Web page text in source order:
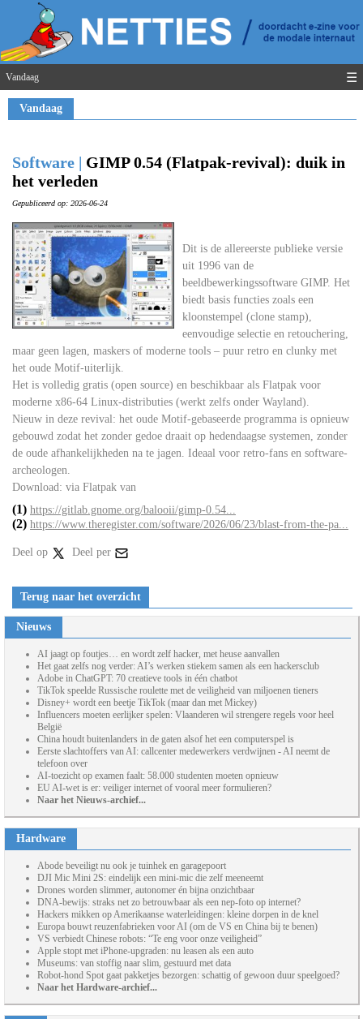
Vandaag ☰
Vandaag
Software | GIMP 0.54 (Flatpak-revival): duik in
het verleden
Gepubliceerd op: 2026-06-24
Dit is de allereerste publieke versie
uit 1996 van de
beeldbewerkingssoftware GIMP. Het
biedt basis functies zoals een
kloonstempel (clone stamp),
eenvoudige selectie en retouchering,
maar geen lagen, maskers of moderne tools – puur retro en clunky met
het oude Motif-uiterlijk.
Het is volledig gratis (open source) en beschikbaar als Flatpak voor
moderne x86-64 Linux-distributies (werkt zelfs onder Wayland).
Nieuw in deze revival: het oude Motif-gebaseerde programma is opnieuw
gebouwd zodat het zonder gedoe draait op hedendaagse systemen, zonder
de oude afhankelijkheden na te jagen. Ideaal voor retro-fans en software-
archeologen.
Download: via Flatpak van
(1) https://gitlab.gnome.org/balooii/gimp-0.54...
(2) https://www.theregister.com/software/2026/06/23/blast-from-the-pa...
Deel op Deel per
Terug naar het overzicht
Nieuws
AI jaagt op foutjes… en wordt zelf hacker, met heuse aanvallen
Het gaat zelfs nog verder: AI’s werken stiekem samen als een hackersclub
Adobe in ChatGPT: 70 creatieve tools in één chatbot
TikTok speelde Russische roulette met de veiligheid van miljoenen tieners
Disney+ wordt een beetje TikTok (maar dan met Mickey)
Influencers moeten eerlijker spelen: Vlaanderen wil strengere regels voor heel
België
China houdt buitenlanders in de gaten alsof het een computerspel is
Eerste slachtoffers van AI: callcenter medewerkers verdwijnen - AI neemt de
telefoon over
AI-toezicht op examen faalt: 58.000 studenten moeten opnieuw
EU AI-wet is er: veiliger internet of vooral meer formulieren?
Naar het Nieuws-archief...
Hardware
Abode beveiligt nu ook je tuinhek en garagepoort
DJI Mic Mini 2S: eindelijk een mini-mic die zelf meeneemt
Drones worden slimmer, autonomer én bijna onzichtbaar
DNA-bewijs: straks net zo betrouwbaar als een nep-foto op internet?
Hackers mikken op Amerikaanse waterleidingen: kleine dorpen in de knel
Europa bouwt reuzenfabrieken voor AI (om de VS en China bij te benen)
VS verbiedt Chinese robots: “Te eng voor onze veiligheid”
Apple stopt met iPhone-upgraden: nu leasen als een auto
Museums: van stoffig naar slim, gestuurd met data
Robot-hond Spot gaat pakketjes bezorgen: schattig of gewoon duur speelgoed?
Naar het Hardware-archief...